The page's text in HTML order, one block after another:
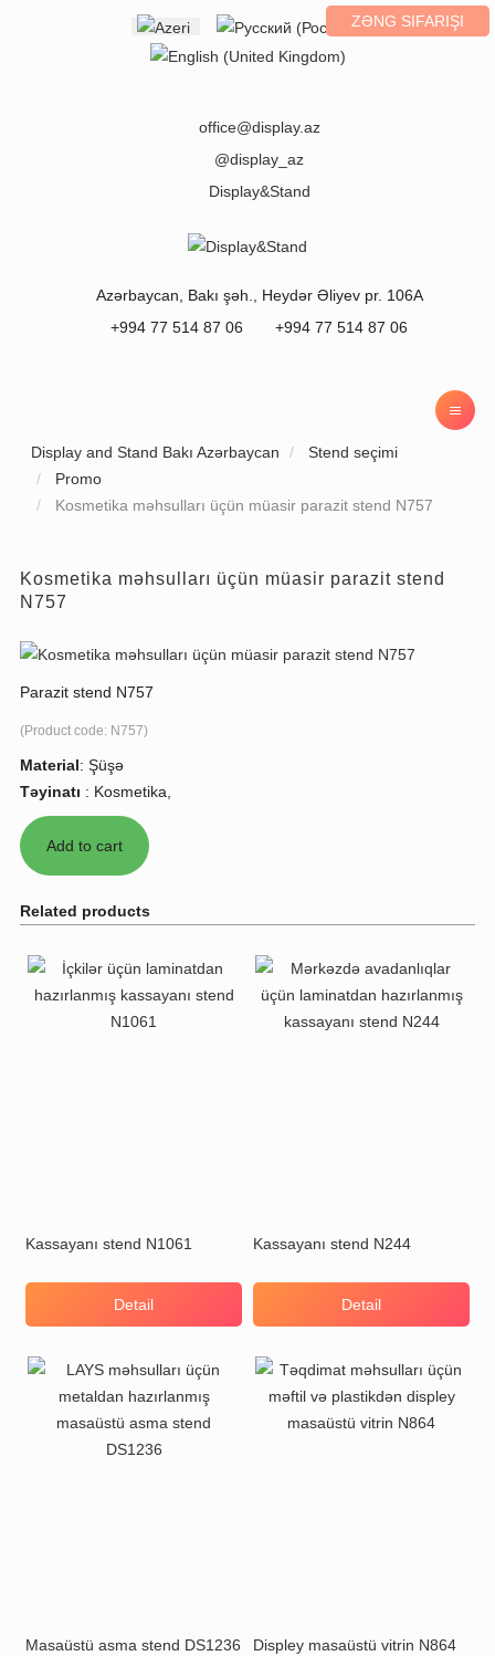
Select your language ZƏNG SIFARIŞI
office@display.az
@display_az
Display&Stand
Azərbaycan Bakı şəh., Heydər Əliyev pr. 106A
+994 77 514 87 06
+994 77 514 87 06
Display and Stand Bakı Azərbaycan
Stend seçimi
Promo
Kosmetika məhsulları üçün müasir parazit stend N757
Kosmetika məhsulları üçün müasir parazit stend
N757
Parazit stend N757
(Product code: N757)
Material: Şüşə
Təyinatı : Kosmetika,
Related products
Kassayanı stend N1061
Detail
Kassayanı stend N244
Detail
Masaüstü asma stend DS1236 Displey masaüstü vitrin N864